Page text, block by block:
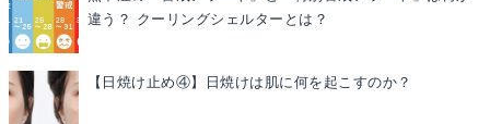
違う？ クーリングシェルターとは？
【日焼け止め④】日焼けは肌に何を起こすのか？